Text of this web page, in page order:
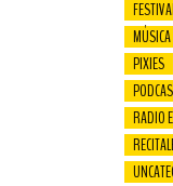
MÚSICA
PIXIES
RADIO